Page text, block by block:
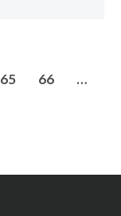
65 66
…